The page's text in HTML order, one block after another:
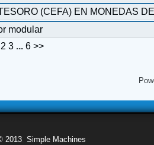
(CEFA) EN MONEDAS
modular
2 3 ... 6 >>
2013 Simple Machines